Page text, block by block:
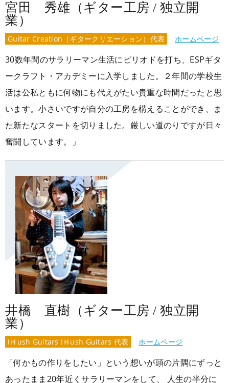
宮田 秀雄（ギター工房 / 独立開
業）
Guitar Creation（ギタークリエーション）代表 ホームページ
30数年間のサラリーマン生活にピリオドを打ち、ESPギタ
ークラフト・アカデミーに入学しました。２年間の学校生
活は公私ともに何物にも代えがたい貴重な時間だったと思
います。小さいですが自分の工房を構えることができ、ま
た新たなスタートを切りました。厳しい道のりですが日々
奮闘しています。」
井橋 直樹（ギター工房 / 独立開
業）
IＨush Guitars IＨush Guitars 代表 ホームページ
「何かもの作りをしたい」という想いが頭の片隅にずっと
あったまま20年近くサラリーマンをして、 人生の半分に